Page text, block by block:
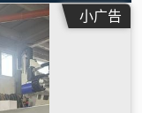
小广告